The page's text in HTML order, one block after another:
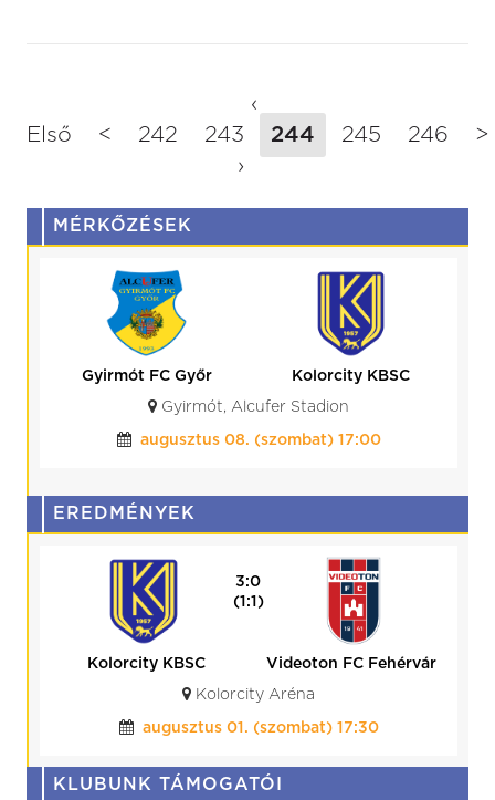
‹
Első
< 242 243 244 245 246
>
›
MÉRKŐZÉSEK
Gyirmót FC Győr
Kolorcity KBSC
Gyirmót, Alcufer Stadion
augusztus 08. (szombat) 17:00
EREDMÉNYEK
3:0
(1:1)
Kolorcity KBSC
Videoton FC Fehérvár
Kolorcity Aréna
augusztus 01. (szombat) 17:30
KLUBUNK TÁMOGATÓI